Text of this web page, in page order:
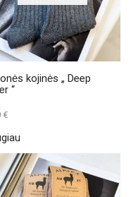
kojinės „ Deep
“
€